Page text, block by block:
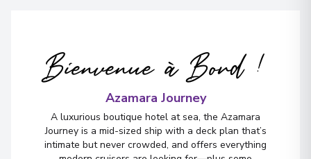
Canada
Arrivée
31/08/2026 08:00
31/08/2026 18:00
Voir plus de détails et informations
Nuuk (Godthaab)
Bienvenue à Bord !
Azamara Journey
A luxurious boutique hotel at sea, the Azamara
Journey is a mid-sized ship with a deck plan that’s
intimate but never crowded, and offers everything